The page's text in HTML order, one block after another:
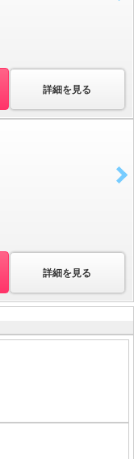
詳細を見る
詳細を見る